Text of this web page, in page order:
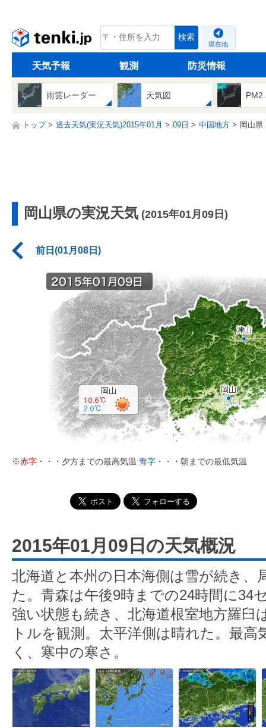
tenki.jp 検索
現在地
天気予報 観測 防災情報
雨雲レーダー 天気図
トップ 過去天気(実況天気)2015年01月 09日 中国地方 岡山県
岡山県の実況天気 (2015年01月09日)
前日(01月08日)
※赤字 ・・・夕方までの最高気温 青字 ・・・朝までの最低気温
2015年01月09日の天気概況
北海道と本州の日本海側は雪が続き、
た。青森は午後9時までの24時間に34
強い状態も続き、北海道根室地方羅臼
トルを観測。太平洋側は晴れた。最
く、寒中の寒さ。